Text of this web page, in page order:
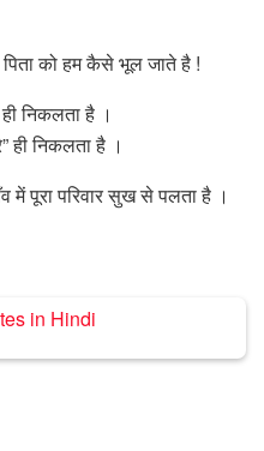
को हम कैसे भूल जाते है !
निकलता है ।
ही निकलता है ।
में पूरा परिवार सुख से पलता है ।